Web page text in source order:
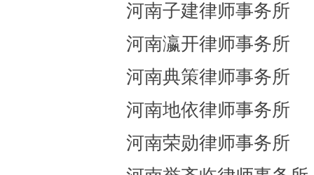
河南子建律师事务所
河南瀛开律师事务所
河南典策律师事务所
河南地依律师事务所
河南荣勋律师事务所